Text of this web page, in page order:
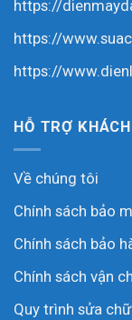
https://
https://
https://
HỖ TRỢ
Về chúng tôi
Chính sách bảo
Chính sách bảo
Chính sách vận
Quy trình sửa